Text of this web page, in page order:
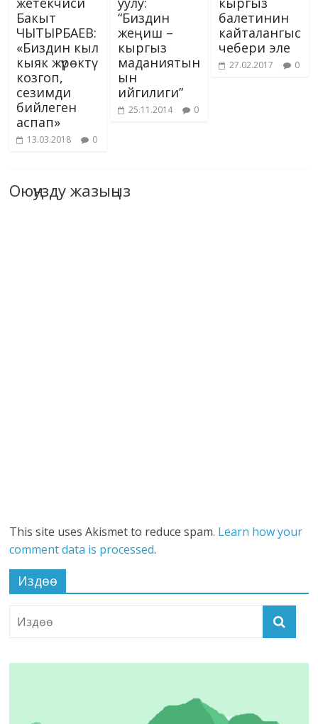
Бакыт
ЧЫТЫРБАЕВ:
«Биздин кыл
кыяк жүрөктү
козгоп,
сезимди
бийлеген
аспап»
13.03.2018 0
“Биздин
жеңиш –
кыргыз
маданиятын
ын
ийгилиги”
25.11.2014 0
балетинин
кайталангыс
чебери эле
27.02.2017 0
Оюңузду жазыңыз
This site uses Akismet to reduce spam. Learn how your
comment data is processed.
Издөө